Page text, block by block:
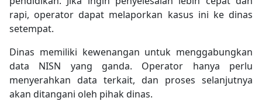
rapi, operator dapat melaporkan kasus ini ke dinas
setempat.
Dinas memiliki kewenangan untuk menggabungkan
data NISN yang ganda. Operator hanya perlu
menyerahkan data terkait, dan proses selanjutnya
akan ditangani oleh pihak dinas.